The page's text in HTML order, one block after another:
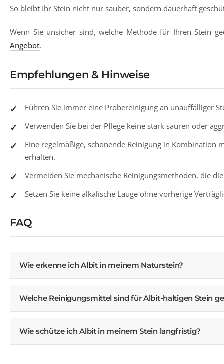
So bleibt Ihr Stein nicht nur sauber, sondern dauerhaft
Wenn Sie unsicher sind, welche Methode für Ihren Stein
Angebot.
Empfehlungen & Hinweise
Führen Sie immer eine Probereinigung an unauffälliger
Verwenden Sie bei der Pflege keine stark sauren oder
Eine regelmäßige, schonende Reinigung in Kombination
erhalten.
Vermeiden Sie mechanische Reinigungsmethoden, die
Setzen Sie keine alkalische Lauge ohne vorherige
FAQ
Wie erkenne ich Albit in meinem Naturstein?
Welche Reinigungsmittel sind für Albit-haltigen Stein
Wie schütze ich Albit in meinem Stein langfristig?